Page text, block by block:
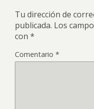
Tu dirección de
publicada. Los
con *
Comentario *